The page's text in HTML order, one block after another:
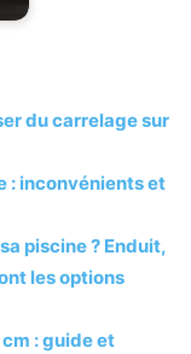
du carrelage sur
: inconvénients et
piscine ? Enduit,
les options
: guide et